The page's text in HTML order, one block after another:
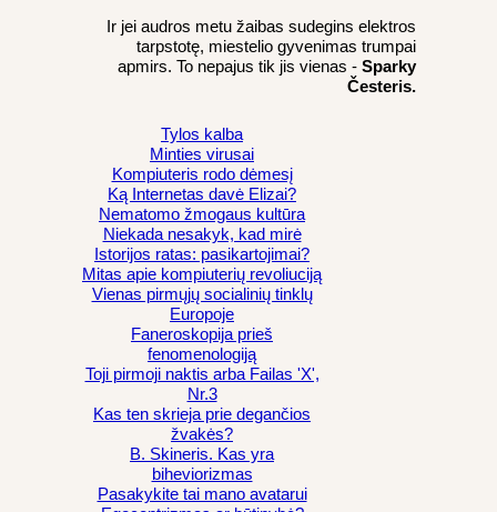
Ir jei audros metu žaibas sudegins elektros
tarpstotę, miestelio gyvenimas trumpai
apmirs. To nepajus tik jis vienas - Sparky
Česteris.
Tylos kalba
Minties virusai
Kompiuteris rodo dėmesį
Ką Internetas davė Elizai?
Nematomo žmogaus kultūra
Niekada nesakyk, kad mirė
Istorijos ratas: pasikartojimai?
Mitas apie kompiuterių revoliuciją
Vienas pirmųjų socialinių tinklų
Europoje
Faneroskopija prieš
fenomenologiją
Toji pirmoji naktis arba Failas 'X',
Nr.3
Kas ten skrieja prie degančios
žvakės?
B. Skineris. Kas yra
biheviorizmas
Pasakykite tai mano avatarui